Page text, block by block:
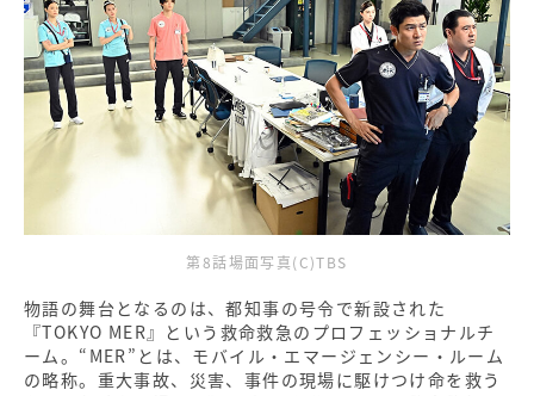
第8話場面写真(C)TBS
物語の舞台となるのは、都知事の号令で新設された
『TOKYO MER』という救命救急のプロフェッショナルチ
ーム。“MER”とは、モバイル・エマージェンシー・ルーム
の略称。重大事故、災害、事件の現場に駆けつけ命を救う